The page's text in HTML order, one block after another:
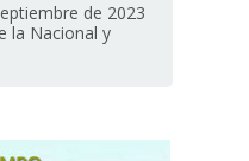
de 2023
la Nacional y